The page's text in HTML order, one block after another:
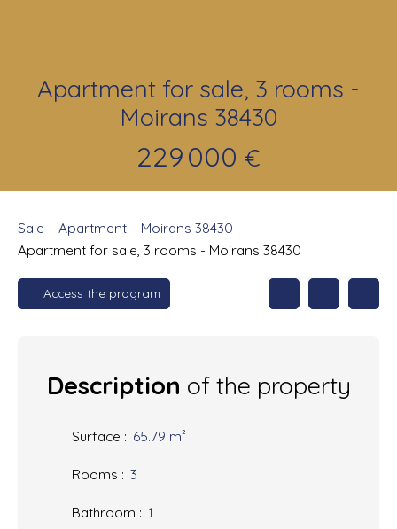
Apartment for sale, 3 rooms -
Moirans 38430
229 000 €
Sale Apartment
Moirans 38430
Apartment for sale, 3 rooms - Moirans 38430
Access the program
Description of the property
Surface : 65.79 m²
Rooms : 3
Bathroom : 1